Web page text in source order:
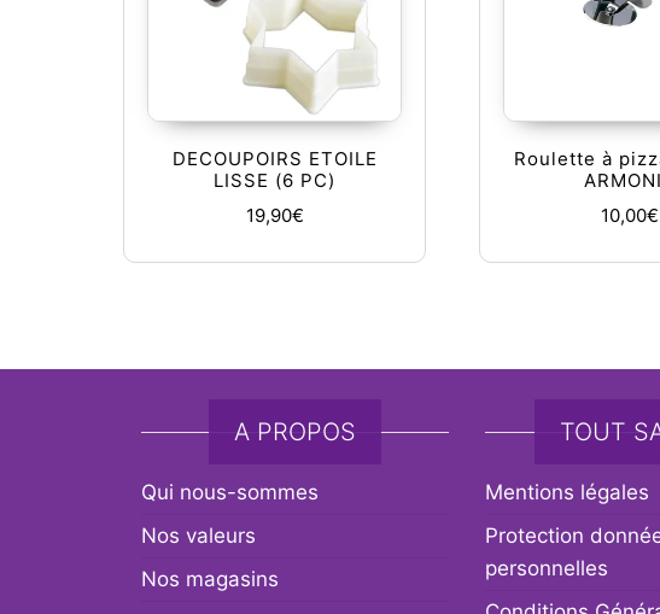
DECOUPOIRS ETOILE
LISSE (6 PC)
19,90€
Roulette à
10,00€
A PROPOS
Qui nous-sommes
Nos valeurs
Nos magasins
TOUT
Mentions légales
Protection
personnelles